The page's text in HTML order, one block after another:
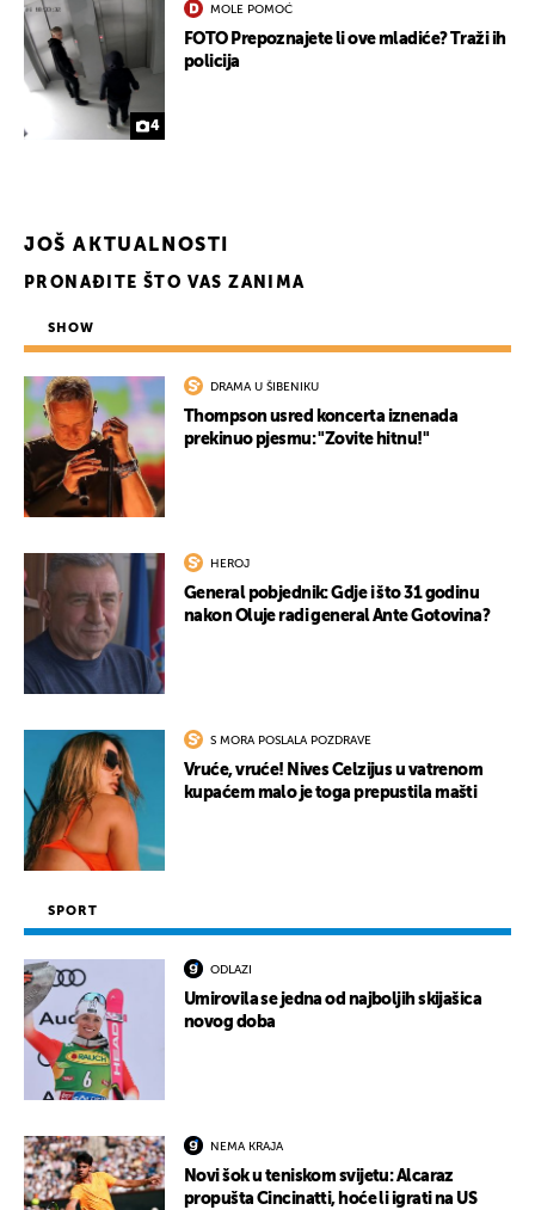
4
MOLE POMOĆ
FOTO Prepoznajete li ove mladiće? Traži ih
policija
JOŠ AKTUALNOSTI
PRONAĐITE ŠTO VAS ZANIMA
SHOW
DRAMA U ŠIBENIKU
Thompson usred koncerta iznenada
prekinuo pjesmu: "Zovite hitnu!"
HEROJ
General pobjednik: Gdje i što 31 godinu
nakon Oluje radi general Ante Gotovina?
S MORA POSLALA POZDRAVE
Vruće, vruće! Nives Celzijus u vatrenom
kupaćem malo je toga prepustila mašti
SPORT
ODLAZI
Umirovila se jedna od najboljih skijašica
novog doba
NEMA KRAJA
Novi šok u teniskom svijetu: Alcaraz
propušta Cincinatti, hoće li igrati na US
UKLJUČITE NOTIFIKACIJE